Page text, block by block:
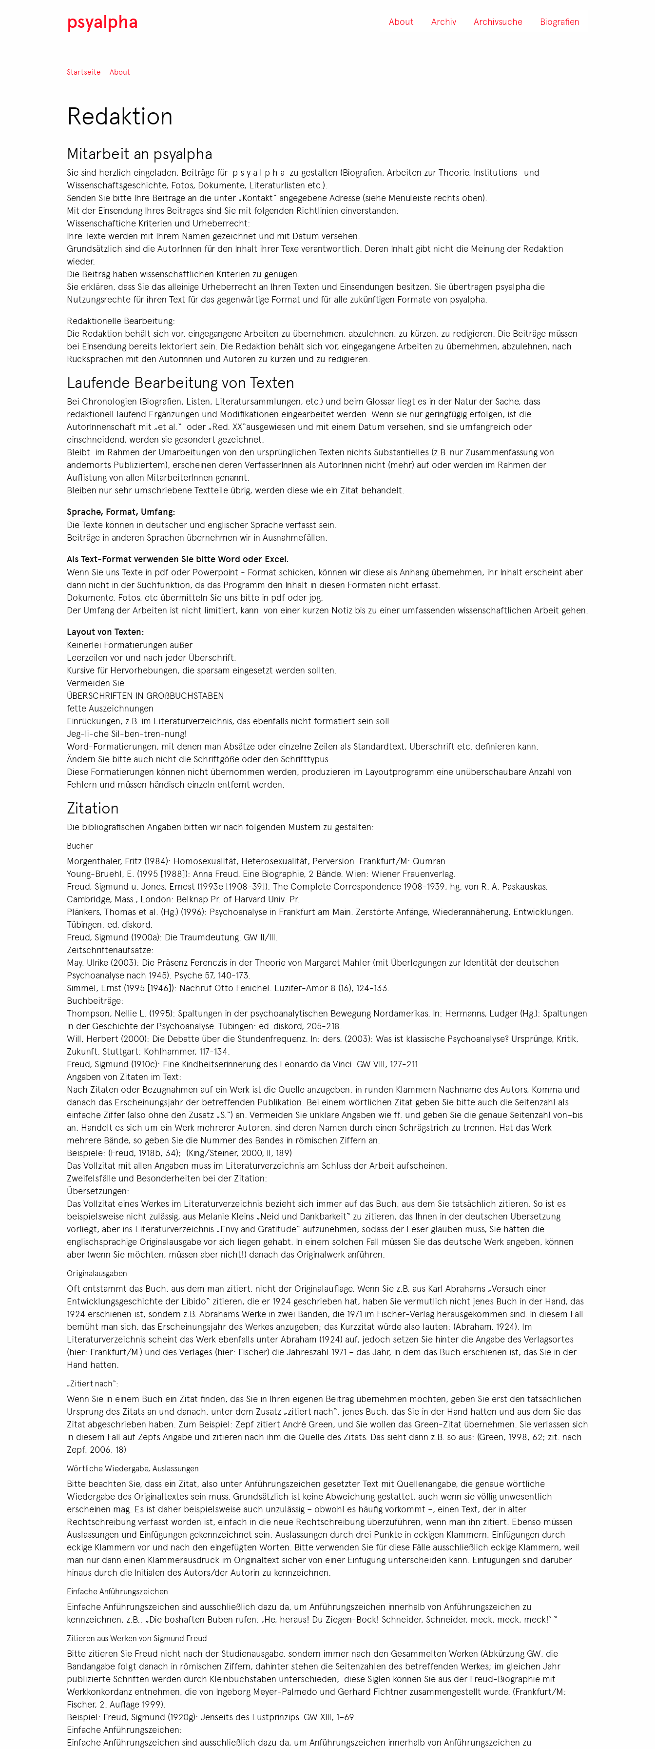
psyalpha About Archiv Archivsuche Biografien
Pfadnavigation
Startseite About
Redaktion
Mitarbeit an psyalpha
Sie sind herzlich eingeladen, Beiträge für p s y a l p h a zu gestalten (Biografien, Arbeiten zur Theorie, Institutions- und
Wissenschaftsgeschichte, Fotos, Dokumente, Literaturlisten etc.).
Senden Sie bitte Ihre Beiträge an die unter „Kontakt“ angegebene Adresse (siehe Menüleiste rechts oben).
Mit der Einsendung Ihres Beitrages sind Sie mit folgenden Richtlinien einverstanden:
Wissenschaftiche Kriterien und Urheberrecht:
Ihre Texte werden mit Ihrem Namen gezeichnet und mit Datum versehen.
Grundsätzlich sind die AutorInnen für den Inhalt ihrer Texe verantwortlich. Deren Inhalt gibt nicht die Meinung der Redaktion
wieder.
Die Beiträg haben wissenschaftlichen Kriterien zu genügen.
Sie erklären, dass Sie das alleinige Urheberrecht an Ihren Texten und Einsendungen besitzen. Sie übertragen psyalpha die
Nutzungsrechte für ihren Text für das gegenwärtige Format und für alle zukünftigen Formate von psyalpha.
Redaktionelle Bearbeitung:
Die Redaktion behält sich vor, eingegangene Arbeiten zu übernehmen, abzulehnen, zu kürzen, zu redigieren. Die Beiträge müssen
bei Einsendung bereits lektoriert sein. Die Redaktion behält sich vor, eingegangene Arbeiten zu übernehmen, abzulehnen, nach
Rücksprachen mit den Autorinnen und Autoren zu kürzen und zu redigieren.
Laufende Bearbeitung von Texten
Bei Chronologien (Biografien, Listen, Literatursammlungen, etc.) und beim Glossar liegt es in der Natur der Sache, dass
redaktionell laufend Ergänzungen und Modifikationen eingearbeitet werden. Wenn sie nur geringfügig erfolgen, ist die
AutorInnenschaft mit „et al.“ oder „Red. XX“ausgewiesen und mit einem Datum versehen, sind sie umfangreich oder
einschneidend, werden sie gesondert gezeichnet.
Bleibt im Rahmen der Umarbeitungen von den ursprünglichen Texten nichts Substantielles (z.B. nur Zusammenfassung von
andernorts Publiziertem), erscheinen deren VerfasserInnen als AutorInnen nicht (mehr) auf oder werden im Rahmen der
Auflistung von allen MitarbeiterInnen genannt.
Bleiben nur sehr umschriebene Textteile übrig, werden diese wie ein Zitat behandelt.
Sprache, Format, Umfang:
Die Texte können in deutscher und englischer Sprache verfasst sein.
Beiträge in anderen Sprachen übernehmen wir in Ausnahmefällen.
Als Text-Format verwenden Sie bitte Word oder Excel.
Wenn Sie uns Texte in pdf oder Powerpoint - Format schicken, können wir diese als Anhang übernehmen, ihr Inhalt erscheint aber
dann nicht in der Suchfunktion, da das Programm den Inhalt in diesen Formaten nicht erfasst.
Dokumente, Fotos, etc übermitteln Sie uns bitte in pdf oder jpg.
Der Umfang der Arbeiten ist nicht limitiert, kann von einer kurzen Notiz bis zu einer umfassenden wissenschaftlichen Arbeit gehen.
Layout von Texten:
Keinerlei Formatierungen außer
Leerzeilen vor und nach jeder Überschrift,
Kursive für Hervorhebungen, die sparsam eingesetzt werden sollten.
Vermeiden Sie
ÜBERSCHRIFTEN IN GROßBUCHSTABEN
fette Auszeichnungen
Einrückungen, z.B. im Literaturverzeichnis, das ebenfalls nicht formatiert sein soll
Jeg-li-che Sil-ben-tren-nung!
Word-Formatierungen, mit denen man Absätze oder einzelne Zeilen als Standardtext, Überschrift etc. definieren kann.
Ändern Sie bitte auch nicht die Schriftgöße oder den Schrifttypus.
Diese Formatierungen können nicht übernommen werden, produzieren im Layoutprogramm eine unüberschaubare Anzahl von
Fehlern und müssen händisch einzeln entfernt werden.
Zitation
Die bibliografischen Angaben bitten wir nach folgenden Mustern zu gestalten:
Bücher
Morgenthaler, Fritz (1984): Homosexualität, Heterosexualität, Perversion. Frankfurt/M: Qumran.
Young-Bruehl, E. (1995 [1988]): Anna Freud. Eine Biographie, 2 Bände. Wien: Wiener Frauenverlag.
Freud, Sigmund u. Jones, Ernest (1993e [1908-39]): The Complete Correspondence 1908-1939, hg. von R. A. Paskauskas.
Cambridge, Mass., London: Belknap Pr. of Harvard Univ. Pr.
Plänkers, Thomas et al. (Hg.) (1996): Psychoanalyse in Frankfurt am Main. Zerstörte Anfänge, Wiederannäherung, Entwicklungen.
Tübingen: ed. diskord.
Freud, Sigmund (1900a): Die Traumdeutung. GW II/III.
Zeitschriftenaufsätze:
May, Ulrike (2003): Die Präsenz Ferenczis in der Theorie von Margaret Mahler (mit Überlegungen zur Identität der deutschen
Psychoanalyse nach 1945). Psyche 57, 140-173.
Simmel, Ernst (1995 [1946]): Nachruf Otto Fenichel. Luzifer-Amor 8 (16), 124-133.
Buchbeiträge:
Thompson, Nellie L. (1995): Spaltungen in der psychoanalytischen Bewegung Nordamerikas. In: Hermanns, Ludger (Hg.): Spaltungen
in der Geschichte der Psychoanalyse. Tübingen: ed. diskord, 205-218.
Will, Herbert (2000): Die Debatte über die Stundenfrequenz. In: ders. (2003): Was ist klassische Psychoanalyse? Ursprünge, Kritik,
Zukunft. Stuttgart: Kohlhammer, 117-134.
Freud, Sigmund (1910c): Eine Kindheitserinnerung des Leonardo da Vinci. GW VIII, 127-211.
Angaben von Zitaten im Text:
Nach Zitaten oder Bezugnahmen auf ein Werk ist die Quelle anzugeben: in runden Klammern Nachname des Autors, Komma und
danach das Erscheinungsjahr der betreffenden Publikation. Bei einem wörtlichen Zitat geben Sie bitte auch die Seitenzahl als
einfache Ziffer (also ohne den Zusatz „S.“) an. Vermeiden Sie unklare Angaben wie ff. und geben Sie die genaue Seitenzahl von–bis
an. Handelt es sich um ein Werk mehrerer Autoren, sind deren Namen durch einen Schrägstrich zu trennen. Hat das Werk
mehrere Bände, so geben Sie die Nummer des Bandes in römischen Ziffern an.
Beispiele: (Freud, 1918b, 34); (King/Steiner, 2000, II, 189)
Das Vollzitat mit allen Angaben muss im Literaturverzeichnis am Schluss der Arbeit aufscheinen.
Zweifelsfälle und Besonderheiten bei der Zitation:
Übersetzungen:
Das Vollzitat eines Werkes im Literaturverzeichnis bezieht sich immer auf das Buch, aus dem Sie tatsächlich zitieren. So ist es
beispielsweise nicht zulässig, aus Melanie Kleins „Neid und Dankbarkeit“ zu zitieren, das Ihnen in der deutschen Übersetzung
vorliegt, aber ins Literaturverzeichnis „Envy and Gratitude“ aufzunehmen, sodass der Leser glauben muss, Sie hätten die
englischsprachige Originalausgabe vor sich liegen gehabt. In einem solchen Fall müssen Sie das deutsche Werk angeben, können
aber (wenn Sie möchten, müssen aber nicht!) danach das Originalwerk anführen.
Originalausgaben
Oft entstammt das Buch, aus dem man zitiert, nicht der Originalauflage. Wenn Sie z.B. aus Karl Abrahams „Versuch einer
Entwicklungsgeschichte der Libido“ zitieren, die er 1924 geschrieben hat, haben Sie vermutlich nicht jenes Buch in der Hand, das
1924 erschienen ist, sondern z.B. Abrahams Werke in zwei Bänden, die 1971 im Fischer-Verlag herausgekommen sind. In diesem Fall
bemüht man sich, das Erscheinungsjahr des Werkes anzugeben; das Kurzzitat würde also lauten: (Abraham, 1924). Im
Literaturverzeichnis scheint das Werk ebenfalls unter Abraham (1924) auf, jedoch setzen Sie hinter die Angabe des Verlagsortes
(hier: Frankfurt/M.) und des Verlages (hier: Fischer) die Jahreszahl 1971 – das Jahr, in dem das Buch erschienen ist, das Sie in der
Hand hatten.
„Zitiert nach“:
Wenn Sie in einem Buch ein Zitat finden, das Sie in Ihren eigenen Beitrag übernehmen möchten, geben Sie erst den tatsächlichen
Ursprung des Zitats an und danach, unter dem Zusatz „zitiert nach“, jenes Buch, das Sie in der Hand hatten und aus dem Sie das
Zitat abgeschrieben haben. Zum Beispiel: Zepf zitiert André Green, und Sie wollen das Green-Zitat übernehmen. Sie verlassen sich
in diesem Fall auf Zepfs Angabe und zitieren nach ihm die Quelle des Zitats. Das sieht dann z.B. so aus: (Green, 1998, 62; zit. nach
Zepf, 2006, 18)
Wörtliche Wiedergabe, Auslassungen
Bitte beachten Sie, dass ein Zitat, also unter Anführungszeichen gesetzter Text mit Quellenangabe, die genaue wörtliche
Wiedergabe des Originaltextes sein muss. Grundsätzlich ist keine Abweichung gestattet, auch wenn sie völlig unwesentlich
erscheinen mag. Es ist daher beispielsweise auch unzulässig – obwohl es häufig vorkommt –, einen Text, der in alter
Rechtschreibung verfasst worden ist, einfach in die neue Rechtschreibung überzuführen, wenn man ihn zitiert. Ebenso müssen
Auslassungen und Einfügungen gekennzeichnet sein: Auslassungen durch drei Punkte in eckigen Klammern, Einfügungen durch
eckige Klammern vor und nach den eingefügten Worten. Bitte verwenden Sie für diese Fälle ausschließlich eckige Klammern, weil
man nur dann einen Klammerausdruck im Originaltext sicher von einer Einfügung unterscheiden kann. Einfügungen sind darüber
hinaus durch die Initialen des Autors/der Autorin zu kennzeichnen.
Einfache Anführungszeichen
Einfache Anführungszeichen sind ausschließlich dazu da, um Anführungszeichen innerhalb von Anführungszeichen zu
kennzeichnen, z.B.: „Die boshaften Buben rufen: ‚He, heraus! Du Ziegen-Bock! Schneider, Schneider, meck, meck, meck!‘ “
Zitieren aus Werken von Sigmund Freud
Bitte zitieren Sie Freud nicht nach der Studienausgabe, sondern immer nach den Gesammelten Werken (Abkürzung GW, die
Bandangabe folgt danach in römischen Ziffern, dahinter stehen die Seitenzahlen des betreffenden Werkes; im gleichen Jahr
publizierte Schriften werden durch Kleinbuchstaben unterschieden, diese Siglen können Sie aus der Freud-Biographie mit
Werkkonkordanz entnehmen, die von Ingeborg Meyer-Palmedo und Gerhard Fichtner zusammengestellt wurde. (Frankfurt/M:
Fischer, 2. Auflage 1999).
Beispiel: Freud, Sigmund (1920g): Jenseits des Lustprinzips. GW XIII, 1–69.
Einfache Anführungszeichen:
Einfache Anführungszeichen sind ausschließlich dazu da, um Anführungszeichen innerhalb von Anführungszeichen zu